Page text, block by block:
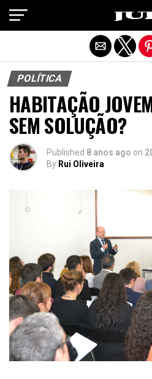
POLÍTICA
HABITAÇÃO
SEM SOLUÇÃO?
Published 8 anos ago on
By Rui Oliveira
Exit mobile